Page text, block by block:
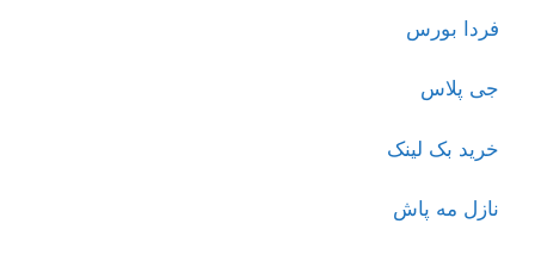
فردا بورس
جی پلاس
خرید بک لینک
نازل مه پاش